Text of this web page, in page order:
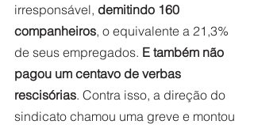
irresponsável, demitindo 160
companheiros, o equivalente a 21,3%
de seus empregados. E também não
pagou um centavo de verbas
rescisórias. Contra isso, a direção do
sindicato chamou uma greve e montou